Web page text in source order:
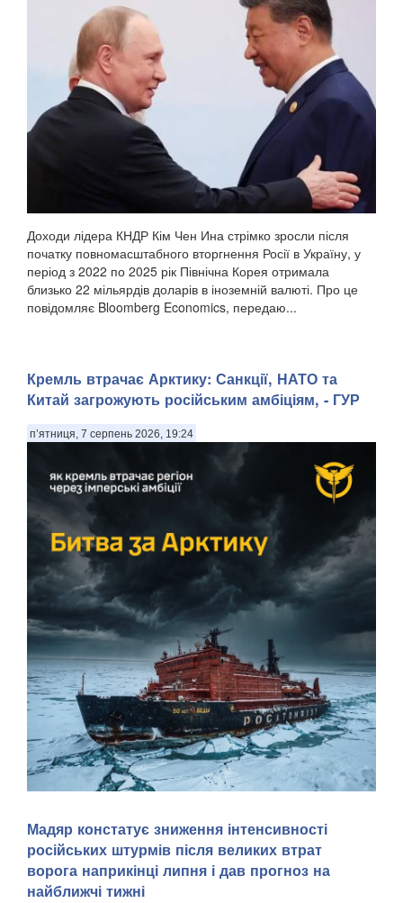
Доходи лідера КНДР Кім Чен Ина стрімко зросли після
початку повномасштабного вторгнення Росії в Україну, у
період з 2022 по 2025 рік Північна Корея отримала
близько 22 мільярдів доларів в іноземній валюті. Про це
повідомляє Bloomberg Economics, передаю...
Кремль втрачає Арктику: Санкції, НАТО та
Китай загрожують російським амбіціям, - ГУР
п’ятниця, 7 серпень 2026, 19:24
видобутку природних ресурсів. Територія Північного
Льодовитого океану, яка донедавна була вкрита товстими
шарами криги й залишалася важкодоступною для
судноплавства, за прогнозами кліматичних мод...
Мадяр констатує зниження інтенсивності
російських штурмів після великих втрат
ворога наприкінці липня і дав прогноз на
найближчі тижні